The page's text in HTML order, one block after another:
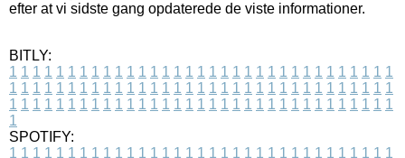
efter at vi sidste gang opdaterede de viste informationer.
BITLY:
1 1 1 1 1 1 1 1 1 1 1 1 1 1 1 1 1 1 1 1 1 1 1 1 1 1 1 1 1 1 1 1 1
1 1 1 1 1 1 1 1 1 1 1 1 1 1 1 1 1 1 1 1 1 1 1 1 1 1 1 1 1 1 1 1 1
1 1 1 1 1 1 1 1 1 1 1 1 1 1 1 1 1 1 1 1 1 1 1 1 1 1 1 1 1 1 1 1 1
1
SPOTIFY:
1 1 1 1 1 1 1 1 1 1 1 1 1 1 1 1 1 1 1 1 1 1 1 1 1 1 1 1 1 1 1 1 1